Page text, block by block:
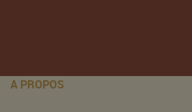
A PROPOS